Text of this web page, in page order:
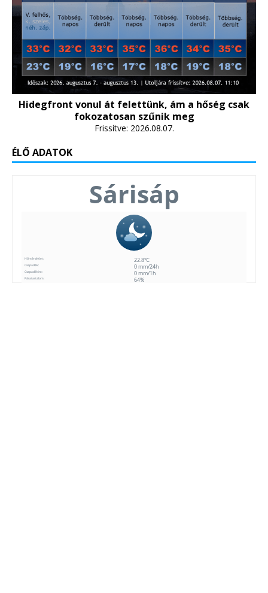
Hidegfront vonul át felettünk, ám a hőség csak
fokozatosan szűnik meg
Frissítve: 2026.08.07.
ÉLŐ ADATOK